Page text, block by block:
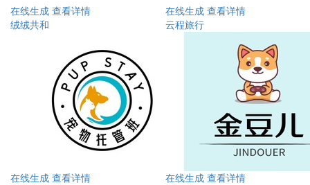
在线生成 查看详情
绒绒共和
在线生成 查看详情
云程旅行
在线生成 查看详情
在线生成 查看详情